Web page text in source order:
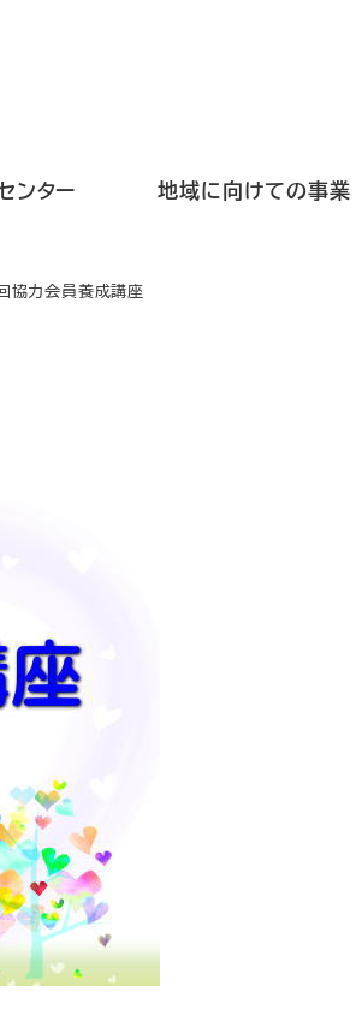
ンター 地域に向けての事業
協力会員養成講座